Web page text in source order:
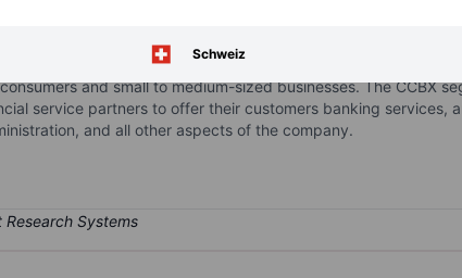
Schweiz
its subsidiaries, the company conducts its business in
The Community Bank segment includes all community
and small to medium-sized businesses. The CCBX
service partners to offer their customers banking services,
and all other aspects of the company.